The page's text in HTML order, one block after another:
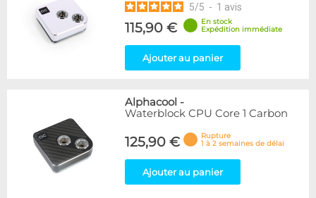
5/5 - 1 avis
115,90 €
En stock
Expédition immédiate
Ajouter au panier
Alphacool -
Waterblock CPU Core 1 Carbon
125,90 €
Rupture
1 à 2 semaines de délai
Ajouter au panier